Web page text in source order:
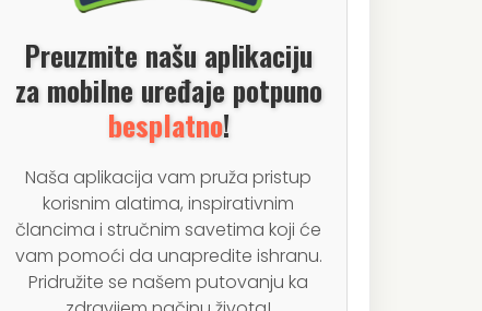
Preuzmite našu aplikaciju
za mobilne uređaje potpuno
besplatno!
Naša aplikacija vam pruža pristup
korisnim alatima, inspirativnim
člancima i stručnim savetima koji će
vam pomoći da unapredite ishranu.
Pridružite se našem putovanju ka